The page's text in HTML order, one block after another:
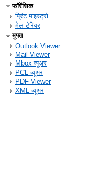
फॉरेंसिक
प्रिंट माइस्ट्रो
मेल टेरियर
मुफ्त
Outlook Viewer
Mail Viewer
Mbox व्यूअर
PCL व्यूअर
PDF Viewer
XML व्यूअर